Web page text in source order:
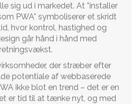
sig ud i markedet. At *installer
PWA* symboliserer et skridt
hvor kontrol, hastighed og
går hånd i hånd med
der stræber efter
potentiale af webbaserede
ikke blot en trend – det er en
er tid til at tænke nyt, og med